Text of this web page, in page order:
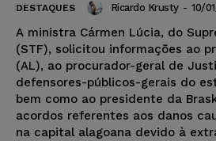
DESTAQUES Ricardo Krusty - 10/
A ministra Cármen Lúcia, do
(STF), solicitou informações ao
(AL), ao procurador-geral de
defensores-públicos-gerais do
bem como ao presidente da
acordos referentes aos danos
na capital alagoana devido à